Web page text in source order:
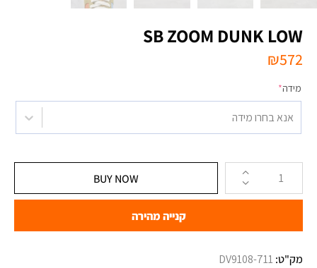
SB ZOOM DUNK LOW
₪572
מידה*
אנא בחרו מידה
BUY NOW
קנייה מהירה
מק"ט: DV9108-711